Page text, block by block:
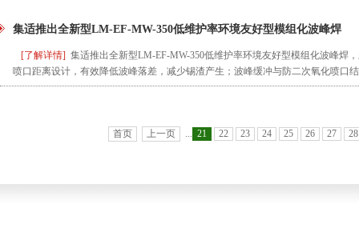
集适推出全新型LM-EF-MW-350低维护率环境友好型模组化波峰焊
[了解详情] 集适推出全新型LM-EF-MW-350低维护率环境友好型模组化波峰焊
喷口距离设计，有效降低波峰落差，减少锡渣产生；波峰缓冲与防二次氧化喷口
首页 上一页 ... 21 22 23 24 25 26 27 28